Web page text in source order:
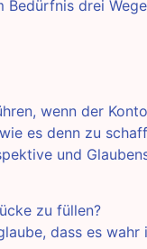
drei
wenn der
es denn zu
und
zu füllen?
dass es wahr